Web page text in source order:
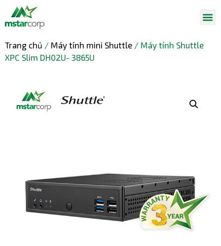
Trang chủ / Máy tính mini Shuttle / Máy tính Shuttle
XPC Slim DH02U- 3865U